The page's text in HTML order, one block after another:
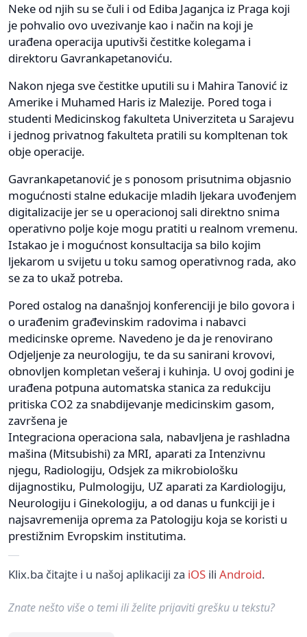
Neke od njih su se čuli i od Ediba Jaganjca iz Praga koji
je pohvalio ovo uvezivanje kao i način na koji je
urađena operacija uputivši čestitke kolegama i
direktoru Gavrankapetanoviću.
Nakon njega sve čestitke uputili su i Mahira Tanović iz
Amerike i Muhamed Haris iz Malezije. Pored toga i
studenti Medicinskog fakulteta Univerziteta u Sarajevu
i jednog privatnog fakulteta pratili su kompltenan tok
obje operacije.
Gavrankapetanović je s ponosom prisutnima objasnio
mogućnosti stalne edukacije mladih ljekara uvođenjem
digitalizacije jer se u operacionoj sali direktno snima
operativno polje koje mogu pratiti u realnom vremenu.
Istakao je i mogućnost konsultacija sa bilo kojim
ljekarom u svijetu u toku samog operativnog rada, ako
se za to ukaž potreba.
Pored ostalog na današnjoj konferenciji je bilo govora i
o urađenim građevinskim radovima i nabavci
medicinske opreme. Navedeno je da je renovirano
Odjeljenje za neurologiju, te da su sanirani krovovi,
obnovljen kompletan vešeraj i kuhinja. U ovoj godini je
urađena potpuna automatska stanica za redukciju
pritiska CO2 za snabdijevanje medicinskim gasom,
završena je
Integraciona operaciona sala, nabavljena je rashladna
mašina (Mitsubishi) za MRI, aparati za Intenzivnu
njegu, Radiologiju, Odsjek za mikrobiološku
dijagnostiku, Pulmologiju, UZ aparati za Kardiologiju,
Neurologiju i Ginekologiju, a od danas u funkciji je i
najsavremenija oprema za Patologiju koja se koristi u
prestižnim Evropskim institutima.
Klix.ba čitajte i u našoj aplikaciji za iOS ili Android.
Znate nešto više o temi ili želite prijaviti grešku u tekstu?